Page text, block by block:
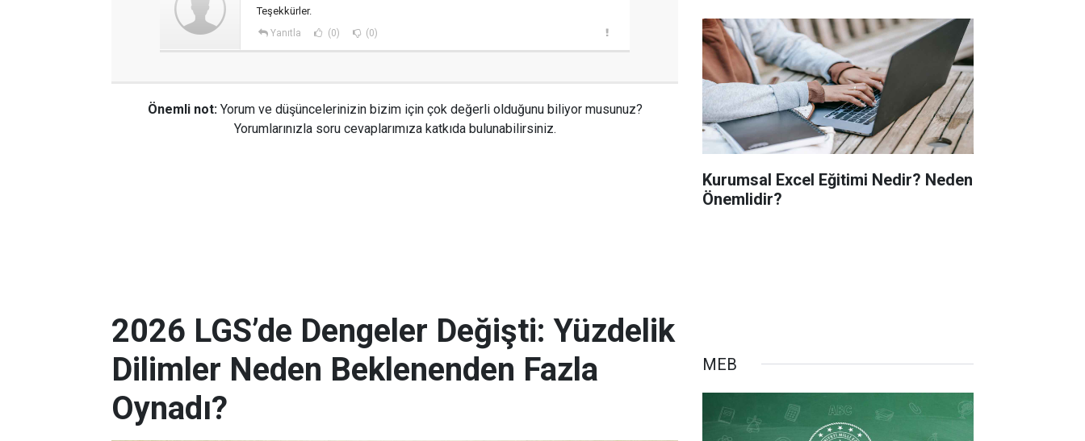
Teşekkürler.
Yanıtla (0) (0)
Önemli not: Yorum ve düşüncelerinizin bizim için çok değerli olduğunu biliyor musunuz?
Yorumlarınızla soru cevaplarımıza katkıda bulunabilirsiniz.
Kurumsal Excel Eğitimi Nedir? Neden
Önemlidir?
2026 LGS’de Dengeler Değişti: Yüzdelik
Dilimler Neden Beklenenden Fazla
Oynadı?
MEB